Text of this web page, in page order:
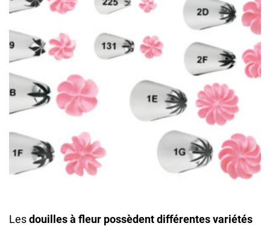
Lesdouilles à fleur possèdent différentes variétés